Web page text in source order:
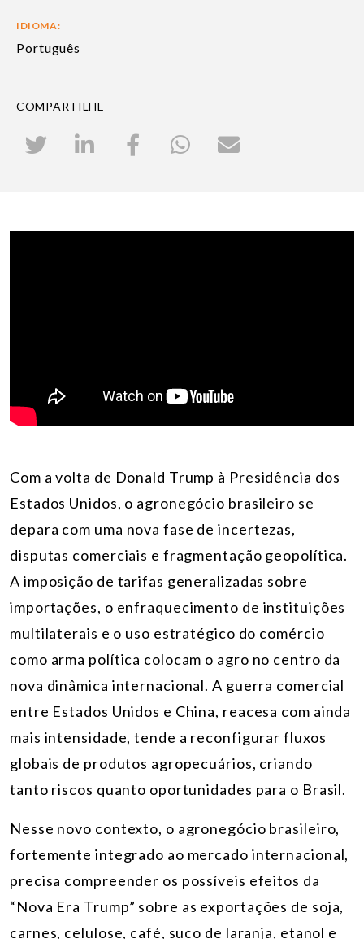
IDIOMA:
Português
COMPARTILHE
Com a volta de Donald Trump à Presidência dos
Estados Unidos, o agronegócio brasileiro se
depara com uma nova fase de incertezas,
disputas comerciais e fragmentação geopolítica.
A imposição de tarifas generalizadas sobre
importações, o enfraquecimento de instituições
multilaterais e o uso estratégico do comércio
como arma política colocam o agro no centro da
nova dinâmica internacional. A guerra comercial
entre Estados Unidos e China, reacesa com ainda
mais intensidade, tende a reconfigurar fluxos
globais de produtos agropecuários, criando
tanto riscos quanto oportunidades para o Brasil.
Nesse novo contexto, o agronegócio brasileiro,
fortemente integrado ao mercado internacional,
precisa compreender os possíveis efeitos da
“Nova Era Trump” sobre as exportações de soja,
carnes, celulose, café, suco de laranja, etanol e